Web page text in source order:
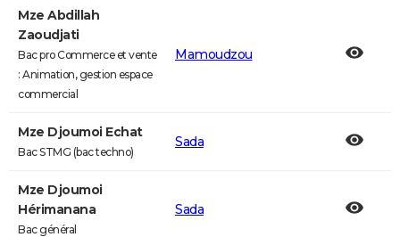
Mze Abdillah
Zaoudjati
Bac pro Commerce et vente
: Animation, gestion espace
commercial
Mamoudzou
Mze Djoumoi Echat
Bac STMG (bac techno)
Sada
Mze Djoumoi
Hérimanana
Bac général
Sada